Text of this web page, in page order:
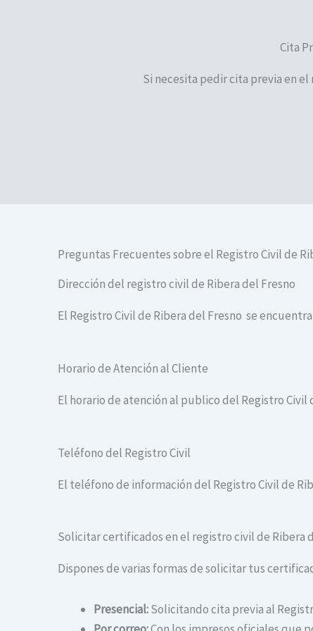
Cita
Si necesita pedir cita previa en
Preguntas Frecuentes sobre el Registro Civil de
Dirección del registro civil de Ribera del Fresno
El Registro Civil de Ribera del Fresno se
Horario de Atención al Cliente
El horario de atención al publico del Registro Civil
Teléfono del Registro Civil
El teléfono de información del Registro Civil de
Solicitar certificados en el registro civil de Ribera
Dispones de varias formas de solicitar tus
Presencial:Solicitando cita previa al